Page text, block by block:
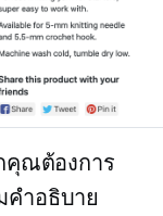
คุณต้องการ
คำอธิบาย